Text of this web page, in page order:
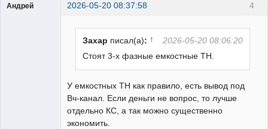
4
Андрей 2026-05-20 08:37:58
Захар писал(а): ↑
2026-05-20 08:06:20
Стоят 3-х фазные емкостные ТН.
У емкостных ТН как правило, есть вывод под
Вч-канал. Если деньги не вопрос, то лучше
отдельно КС, а так можно существенно
экономить.